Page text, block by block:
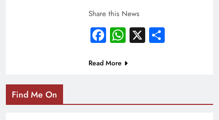
Share this News
Facebook
WhatsApp
X Share
Read More
Find Me On